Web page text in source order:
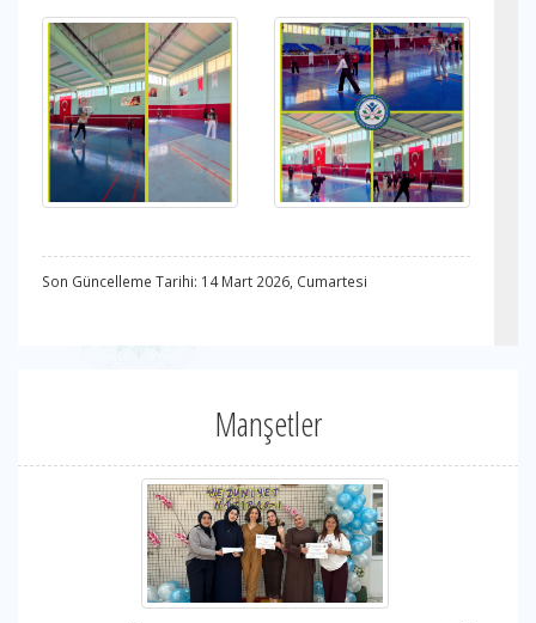
Son Güncelleme Tarihi: 14 Mart 2026, Cumartesi
Manşetler